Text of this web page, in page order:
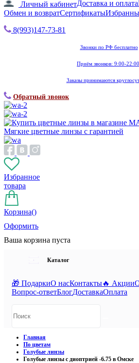
Личный кабинетДоставка и оплата
Обмен и возвратСертификаты
8(993)147-73-81
Звонки по РФ бесплатно
Приём звонков: 9:00-22:00
Заказы принимаются
Обратный звонок
Мягкие цветные линзы с гарантией
Избранное
товара
Корзина()
Оформить
Ваша корзина пуста
Каталог
🎁 ПодаркиО насКонтакты🔥 Акции
Вопрос-ответБлогДоставкаОплата
Главная
По цветам
Голубые линзы
Голубые линзы с диоптрией -6.75 в Омске